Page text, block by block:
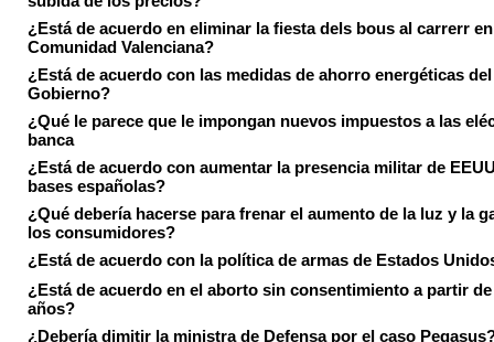
¿Está de acuerdo en eliminar la fiesta dels bous al carrerr
Comunidad Valenciana?
¿Está de acuerdo con las medidas de ahorro energéticas del
Gobierno?
¿Qué le parece que le impongan nuevos impuestos a las
banca
¿Está de acuerdo con aumentar la presencia militar de
bases españolas?
¿Qué debería hacerse para frenar el aumento de la luz y la
los consumidores?
¿Está de acuerdo con la política de armas de Estados
¿Está de acuerdo en el aborto sin consentimiento a partir
años?
¿Debería dimitir la ministra de Defensa por el caso